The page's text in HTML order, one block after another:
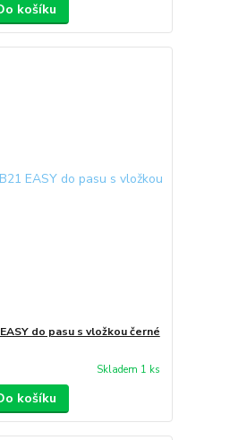
košíku
do pasu s vložkou černé
Skladem 1 ks
košíku